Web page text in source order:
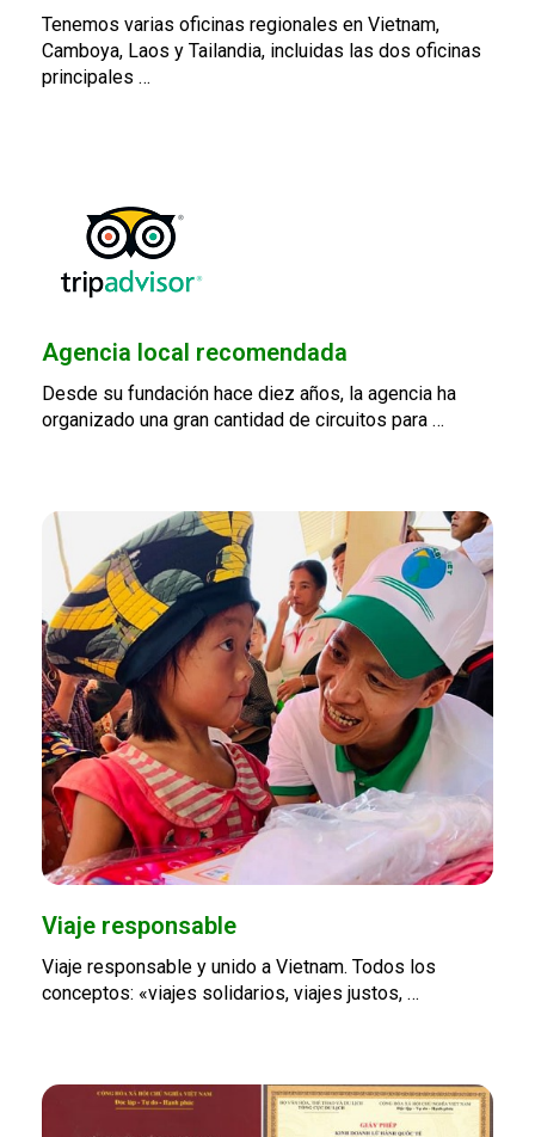
Tenemos varias oficinas regionales en Vietnam,
Camboya, Laos y Tailandia, incluidas las dos oficinas
principales …
Agencia local recomendada
Desde su fundación hace diez años, la agencia ha
organizado una gran cantidad de circuitos para …
Viaje responsable
Viaje responsable y unido a Vietnam. Todos los
conceptos: «viajes solidarios, viajes justos, …